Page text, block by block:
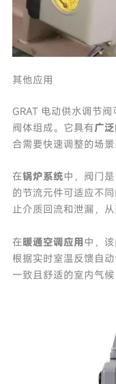
其他应用
GRAT 电动供水调节
阀体组成。它具有广
合需要快速调整的场景
在锅炉系统中，阀门
的节流元件可适应不
止介质回流和泄漏，
在暖通空调应用中，
根据实时室温反馈自
一致且舒适的室内气候